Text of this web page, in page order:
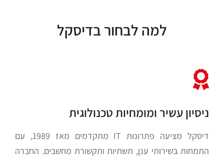
למה לבחור בדיסקל
ניסיון עשיר ומומחיות טכנולוגית
דיסקל מציעה פתרונות IT מתקדמים מאז 1989, עם
התמחות בשירותי ענן, תשתיות ותקשורת מחשבים. החברה